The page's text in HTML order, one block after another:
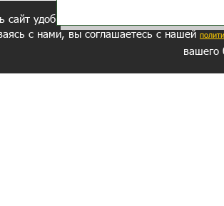
сайт удобнее, осуществляется обработка
с нами, вы соглашаетесь с нашей
вашего